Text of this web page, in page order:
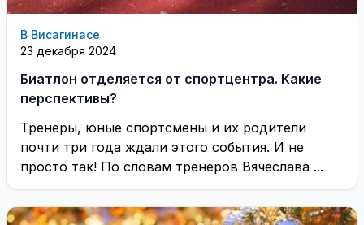
В Висагинасе
23 декабря 2024
Биатлон отделяется от спортцентра. Какие
перспективы?
Тренеры, юные спортсмены и их родители
почти три года ждали этого события. И не
просто так! По словам тренеров Вячеслава ...